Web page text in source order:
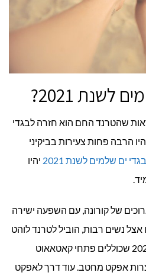
2021?
בוודאות שהטרנד החם הוא חזרה לבגדי
הרבה פחות צעירות בביקיני
בגדי ים שלמים לשנת 2021
יהיו
של קורונה, עם השפעה ישירה
אצל נשים רבות, הוביל לטרנד לוהט
של בגדי ים מחטבים לשנת 2021 שכוללים פתחי קאטאאוט
אפקט מחטב. עוד דרך לאפקט